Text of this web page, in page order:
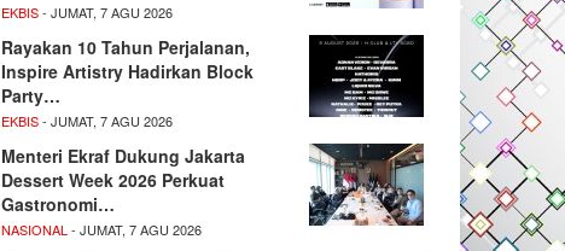
EKBIS- JUMAT, 7 AGU 2026
Rayakan 10 Tahun Perjalanan,
Inspire Artistry Hadirkan Block
Party…
EKBIS- JUMAT, 7 AGU 2026
Menteri Ekraf Dukung Jakarta
Dessert Week 2026 Perkuat
Gastronomi…
NASIONAL - JUMAT, 7 AGU 2026